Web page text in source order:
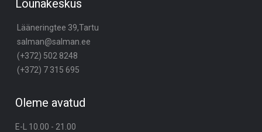
Lõunakeskus
Lääneringtee 39,Tartu
salman@salman.ee
(+372) 502 8248
(+372) 7 315 695
Oleme avatud
E-L 10.00 - 21.00